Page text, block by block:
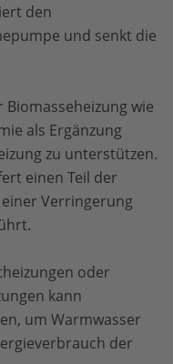
den
und senkt die
Biomasseheizung wie
als Ergänzung
zu unterstützen.
einen Teil der
Verringerung
oder
kann
um Warmwasser
der